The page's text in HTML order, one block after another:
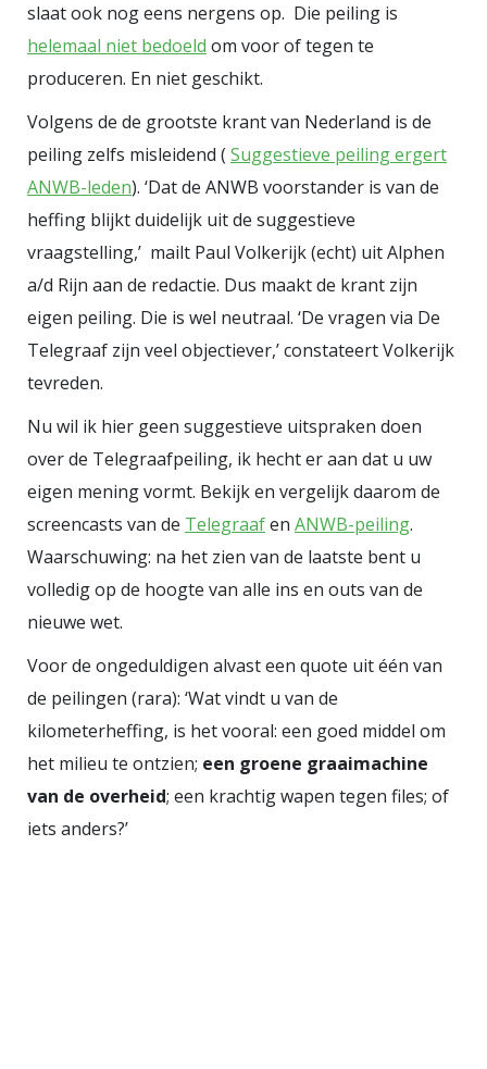
slaat ook nog eens nergens op. Die peiling is
helemaal niet bedoeld om voor of tegen te
produceren. En niet geschikt.
Volgens de de grootste krant van Nederland is de
peiling zelfs misleidend ( Suggestieve peiling ergert
ANWB-leden). ‘Dat de ANWB voorstander is van de
heffing blijkt duidelijk uit de suggestieve
vraagstelling,’ mailt Paul Volkerijk (echt) uit Alphen
a/d Rijn aan de redactie. Dus maakt de krant zijn
eigen peiling. Die is wel neutraal. ‘De vragen via De
Telegraaf zijn veel objectiever,’ constateert Volkerijk
tevreden.
Nu wil ik hier geen suggestieve uitspraken doen
over de Telegraafpeiling, ik hecht er aan dat u uw
eigen mening vormt. Bekijk en vergelijk daarom de
screencasts van de Telegraafen ANWB-peiling.
Waarschuwing: na het zien van de laatste bent u
volledig op de hoogte van alle ins en outs van de
nieuwe wet.
Voor de ongeduldigen alvast een quote uit één van
de peilingen (rara): ‘Wat vindt u van de
kilometerheffing, is het vooral: een goed middel om
het milieu te ontzien; een groene graaimachine
van de overheid; een krachtig wapen tegen files; of
iets anders?’